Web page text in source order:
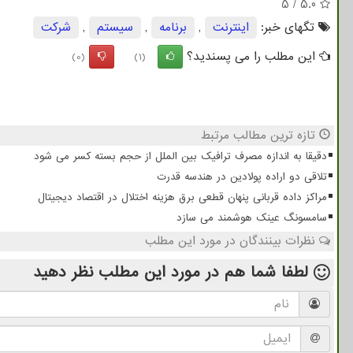
5.0
/
5
تگهای خبر:
اینترنت , برنامه , سیستم ,
شركت
این مطلب را می پسندید؟
(1)
(0)
تازه ترین مطالب مرتبط
دقیقا به اندازه مصرف ترافیک بین الملل از حجم بسته کسر می شود
تلاقی دو اراده پولادین در هندسه قدرت
مراکز داده قربانی پنهان قطعی برق هزینه اختلال در اقتصاد دیجیتال
سامسونگ عینک هوشمند می سازد
نظرات بینندگان در مورد این مطلب
لطفا شما هم در مورد این مطلب نظر دهید